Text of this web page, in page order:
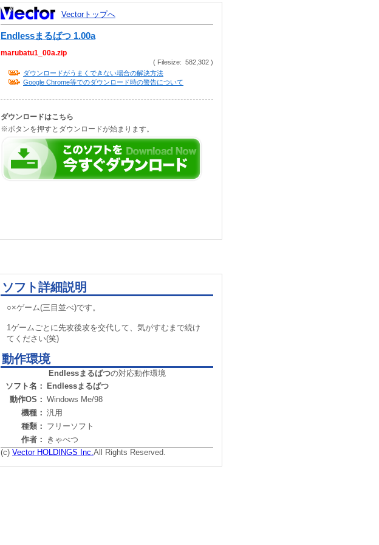
Vectorトップへ
Endlessまるばつ 1.00a
marubatu1_00a.zip
( Filesize: 582,302 )
ダウンロードがうまくできない場合の解決方法
Google Chrome等でのダウンロード時の警告について
ダウンロードはこちら
※ボタンを押すとダウンロードが始まります。
ソフト詳細説明
○×ゲーム(三目並べ)です。
1ゲームごとに先攻後攻を交代して、気がすむまで続け
てください(笑)
動作環境
Endlessまるばつの対応動作環境
ソフト名：
Endlessまるばつ
動作OS： Windows Me/98
機種： 汎用
種類： フリーソフト
作者：
きゃべつ
(c) Vector HOLDINGS Inc.All Rights Reserved.